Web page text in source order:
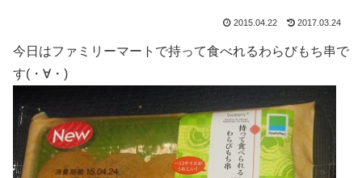
2015.04.22 2017.03.24
今日はファミリーマートで持って食べれるわらびもち串で
す(・∀・)